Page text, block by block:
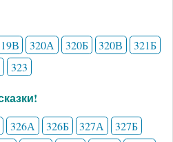
320А 320Б 320В
321Б
323
326А 326Б 327А
327Б